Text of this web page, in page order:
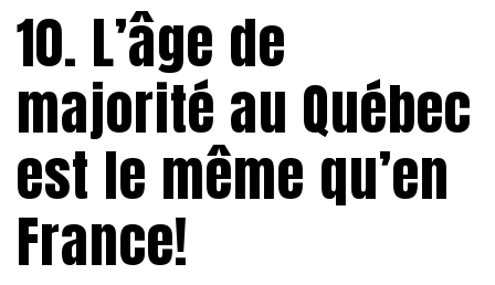
10. L’âge de
majorité au Québec
est le même qu’en
France!